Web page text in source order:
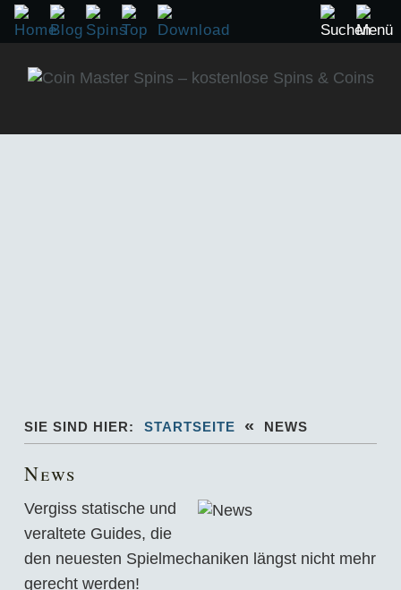
SIE SIND HIER: STARTSEITE « NEWS
News
Vergiss statische und
veraltete Guides, die
den neuesten Spielmechaniken längst nicht mehr
gerecht werden!